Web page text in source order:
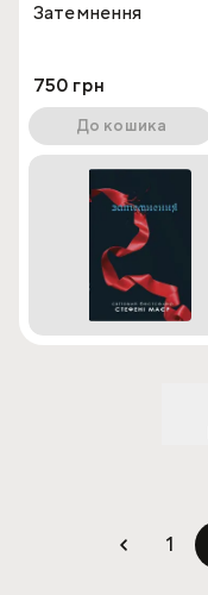
Затемнення
750 грн
До кошика
1